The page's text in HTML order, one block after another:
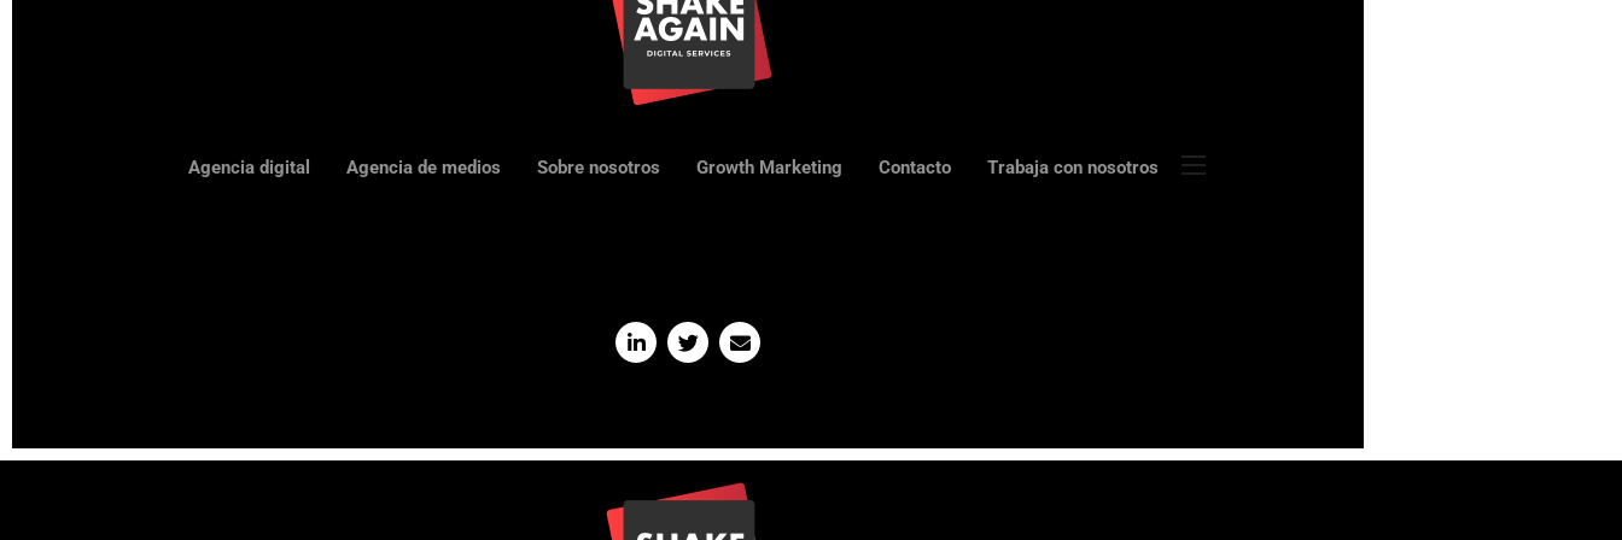
Agencia digital Agencia de medios Sobre nosotros Growth Marketing Contacto Trabaja con nosotros